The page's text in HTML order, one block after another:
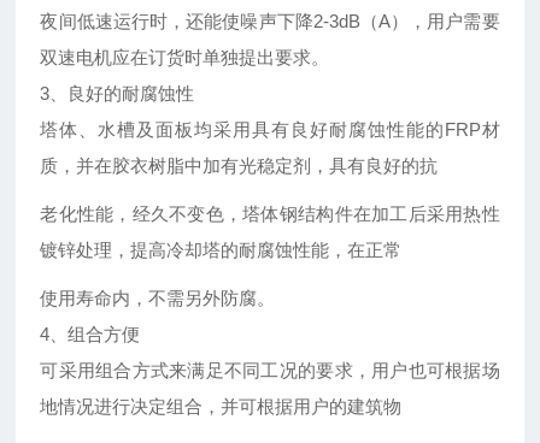
夜间低速运行时，还能使噪声下降2-3dB（A），用户需要
双速电机应在订货时单独提出要求。
3、良好的耐腐蚀性
塔体、水槽及面板均采用具有良好耐腐蚀性能的FRP材
质，并在胶衣树脂中加有光稳定剂，具有良好的抗
老化性能，经久不变色，塔体钢结构件在加工后采用热性
镀锌处理，提高冷却塔的耐腐蚀性能，在正常
使用寿命内，不需另外防腐。
4、组合方便
可采用组合方式来满足不同工况的要求，用户也可根据场
地情况进行决定组合，并可根据用户的建筑物